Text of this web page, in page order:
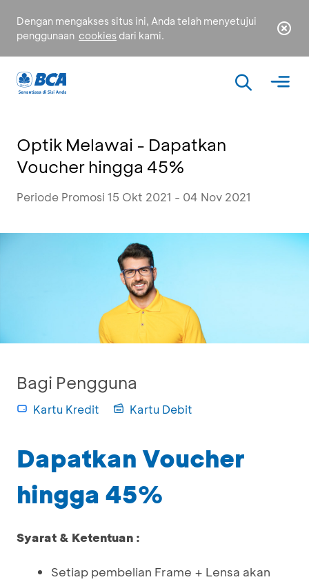
Dengan mengakses situs ini, Anda telah menyetujui
penggunaan cookies dari kami.
Optik Melawai - Dapatkan
Voucher hingga 45%
Periode Promosi 15 Okt 2021 - 04 Nov 2021
Bagi Pengguna
Kartu Kredit Kartu Debit
Dapatkan Voucher
hingga 45%
Syarat & Ketentuan :
Setiap pembelian Frame + Lensa akan